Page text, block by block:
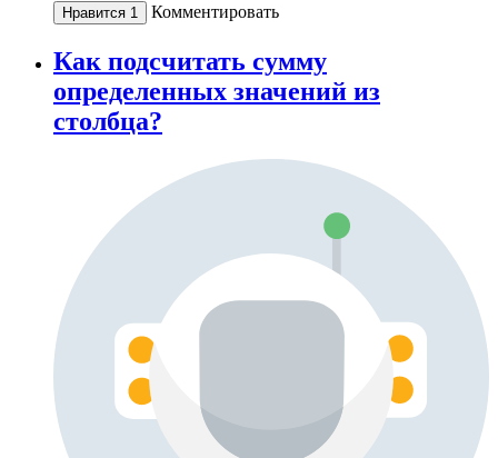
Нравится 1 Комментировать
Как подсчитать сумму
определенных значений из
столбца?